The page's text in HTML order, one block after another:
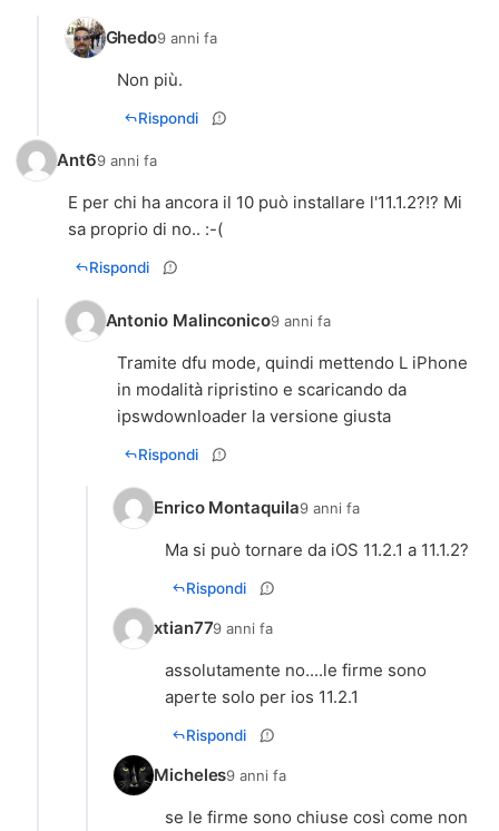
Ghedo9 anni fa
Non più.
Rispondi
Ant69 anni fa
E per chi ha ancora il 10 può installare l'11.1.2?!? Mi
sa proprio di no.. :-(
Rispondi
Antonio Malinconico9 anni fa
Tramite dfu mode, quindi mettendo L iPhone
in modalità ripristino e scaricando da
ipswdownloader la versione giusta
Rispondi
Enrico Montaquila9 anni fa
Ma si può tornare da iOS 11.2.1 a 11.1.2?
Rispondi
xtian779 anni fa
assolutamente no....le firme sono
aperte solo per ios 11.2.1
Rispondi
Micheles9 anni fa
se le firme sono chiuse così come non